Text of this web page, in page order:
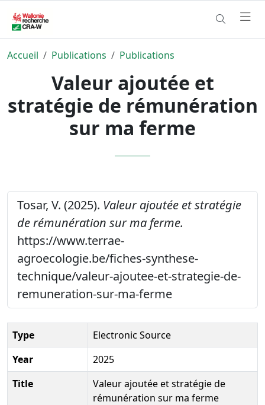
Accueil Publications Publications
Valeur ajoutée et
stratégie de rémunération
sur ma ferme
Tosar, V. (2025). Valeur ajoutée et stratégie
de rémunération sur ma ferme.
https://www.terrae-
agroecologie.be/fiches-synthese-
technique/valeur-ajoutee-et-strategie-de-
remuneration-sur-ma-ferme
Type
Electronic Source
Year
2025
Title
Valeur ajoutée et stratégie de
rémunération sur ma ferme